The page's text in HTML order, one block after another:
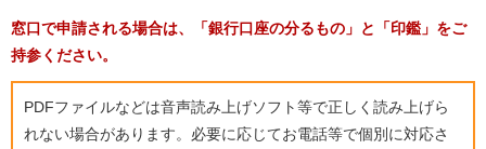
窓口で申請される場合は、「銀行口座の分るもの」と「印鑑」をご
持参ください。
PDFファイルなどは音声読み上げソフト等で正しく読み上げら
れない場合があります。必要に応じてお電話等で個別に対応さ